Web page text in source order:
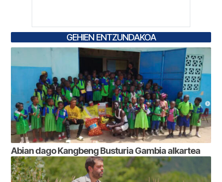
GEHIEN ENTZUNDAKOA
Abian dago Kangbeng Busturia Gambia alkartea